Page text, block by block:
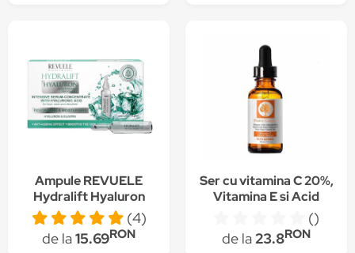
Ampule REVUELE
Hydralift Hyaluron
Intensive serum-
concentrate, 7x2ml
(4)
de la15.69RON
Ser cu vitamina C 20%,
Vitamina E si Acid
hialuronic, efect anti-
imbatranire si
antioxidant , Pretty
()
de la23.8RON